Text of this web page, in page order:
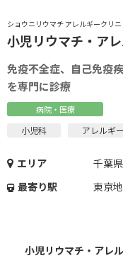
ショウニリウマチ アレルギークリニ
小児リウマチ・ア
免疫不全症、自己免疫
を専門に診療
病院・医療
小児科 アレルギ
エリア
千葉
最寄り駅
東京
小児リウマチ・アレ